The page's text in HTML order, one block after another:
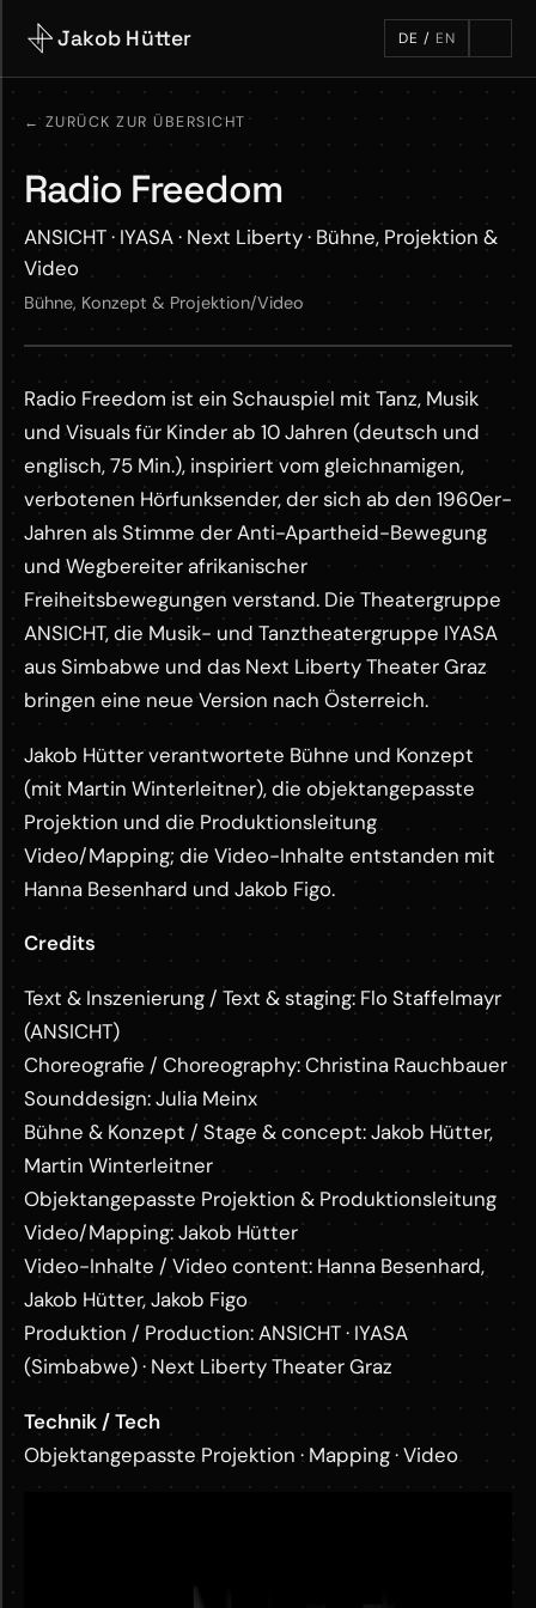
Jakob Hütter DE / EN
← ZURÜCK ZUR ÜBERSICHT
Radio Freedom
ANSICHT · IYASA · Next Liberty · Bühne, Projektion &
Video
Bühne, Konzept & Projektion/Video
Next Liberty RADIO FREEDOM - Trailer
YOUTUBE ·
KLICK ZUM LADEN
Radio Freedom ist ein Schauspiel mit Tanz, Musik
und Visuals für Kinder ab 10 Jahren (deutsch und
englisch, 75 Min.), inspiriert vom gleichnamigen,
verbotenen Hörfunksender, der sich ab den 1960er-
Jahren als Stimme der Anti-Apartheid-Bewegung
und Wegbereiter afrikanischer
Freiheitsbewegungen verstand. Die Theatergruppe
ANSICHT, die Musik- und Tanztheatergruppe IYASA
aus Simbabwe und das Next Liberty Theater Graz
bringen eine neue Version nach Österreich.
Jakob Hütter verantwortete Bühne und Konzept
(mit Martin Winterleitner), die objektangepasste
Projektion und die Produktionsleitung
Video/Mapping; die Video-Inhalte entstanden mit
Hanna Besenhard und Jakob Figo.
Credits
Text & Inszenierung / Text & staging: Flo Staffelmayr
(ANSICHT)
Choreografie / Choreography: Christina Rauchbauer
Sounddesign: Julia Meinx
Bühne & Konzept / Stage & concept: Jakob Hütter,
Martin Winterleitner
Objektangepasste Projektion & Produktionsleitung
Video/Mapping: Jakob Hütter
Video-Inhalte / Video content: Hanna Besenhard,
Jakob Hütter, Jakob Figo
Produktion / Production: ANSICHT · IYASA
(Simbabwe) · Next Liberty Theater Graz
Technik / Tech
Objektangepasste Projektion · Mapping · Video